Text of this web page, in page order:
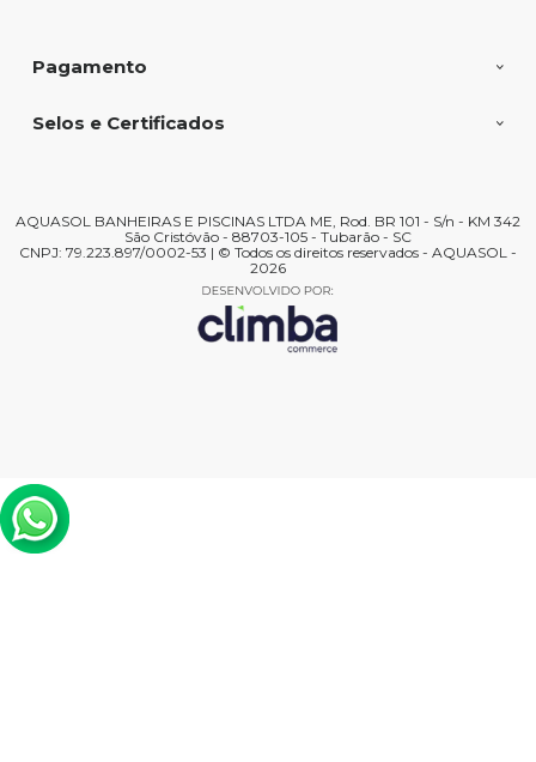
Pagamento
Selos e Certificados
AQUASOL BANHEIRAS E PISCINAS LTDA ME, Rod. BR 101 - S/n - KM 342
São Cristóvão - 88703-105 - Tubarão - SC
CNPJ: 79.223.897/0002-53 | © Todos os direitos reservados - AQUASOL -
2026